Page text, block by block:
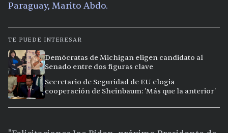
Paraguay, Marito Abdo.
TE PUEDE INTERESAR
Demócratas de Michigan eligen candidato al
Senado entre dos figuras clave
Secretario de Seguridad de EU elogia
cooperación de Sheinbaum: 'Más que la anterior'